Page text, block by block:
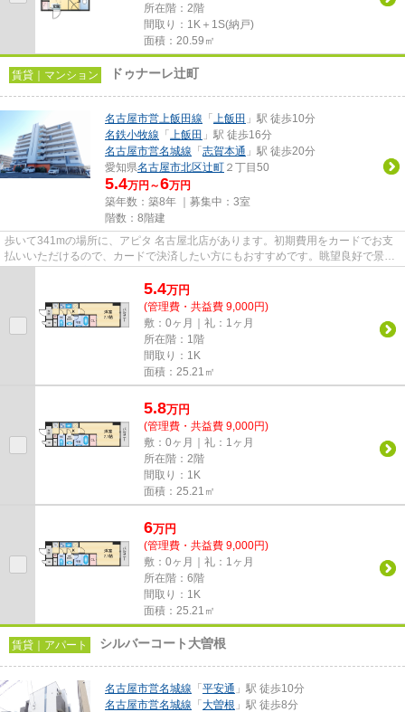
所在階：2階
間取り：1K＋1S(納戸)
面積：20.59㎡
賃貸｜マンション ドゥナーレ辻町
名古屋市営上飯田線 「 上飯田 」駅 徒歩10分
名鉄小牧線 「 上飯田 」駅 徒歩16分
名古屋市営名城線 「 志賀本通 」駅 徒歩20分
愛知県名古屋市北区辻町 ２丁目50
5.4万円～6万円
築年数：築8年 ｜募集中： 3室
階数：8階建
歩いて341mの場所に、アピタ 名古屋北店があります。初期費用をカードでお支
払いいただけるので、カードで決済したい方にもおすすめです。眺望良好で景色
5.4万円
(管理費・共益費 9,000円)
敷：0ヶ月｜礼：1ヶ月
所在階：1階
間取り：1K
面積：25.21㎡
5.8万円
(管理費・共益費 9,000円)
敷：0ヶ月｜礼：1ヶ月
所在階：2階
間取り：1K
面積：25.21㎡
6万円
(管理費・共益費 9,000円)
敷：0ヶ月｜礼：1ヶ月
所在階：6階
間取り：1K
面積：25.21㎡
賃貸｜アパート シルバーコート大曽根
名古屋市営名城線 「 平安通 」駅 徒歩10分
名古屋市営名城線 「 大曽根 」駅 徒歩8分